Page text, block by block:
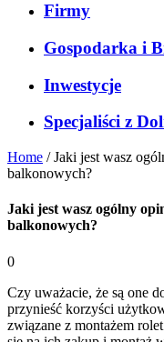
Firmy
Gospodarka i
Inwestycje
Specjaliści z
Home /Jaki jest wasz
balkonowych?
Jaki jest wasz ogólny
balkonowych?
0
Czy uważacie, że są one
przynieść korzyści
związane z montażem